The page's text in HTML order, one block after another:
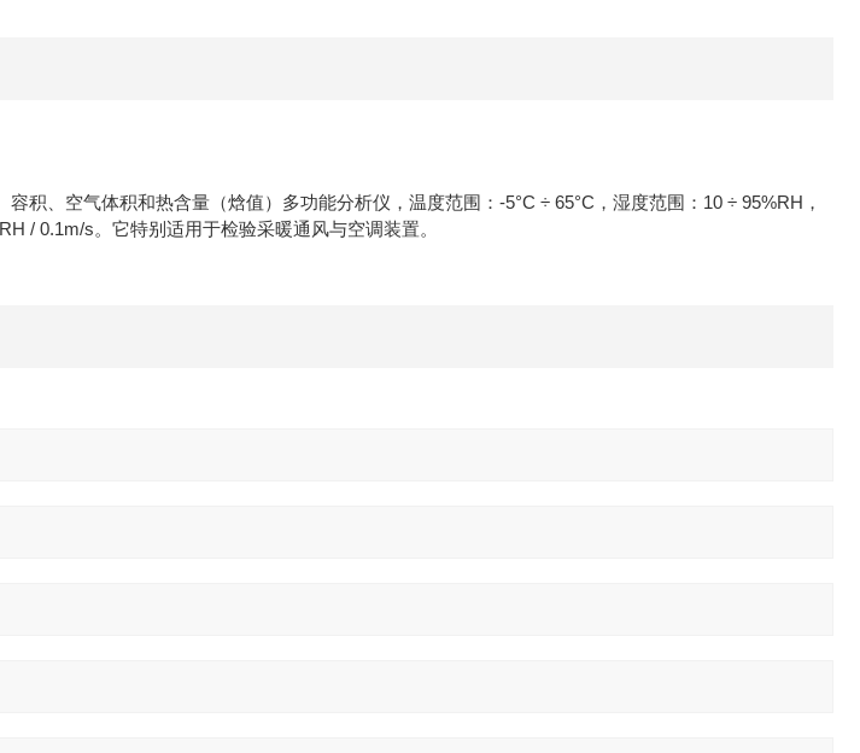
积、空气体积和热含量（焓值）多功能分析仪，温度范围：-5°C ÷ 65°C，湿度范围：10 ÷ 95%RH，
/ 0.1m/s。它特别适用于检验采暖通风与空调装置。